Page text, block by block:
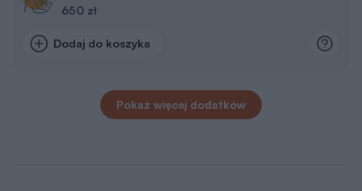
650 zł
Dodaj do koszyka
Pokaż więcej dodatków